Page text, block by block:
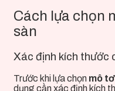
Cách lựa chọn
sàn
Xác định kích thước
Trước khi lựa chọn mô
dụng cần xác định kích